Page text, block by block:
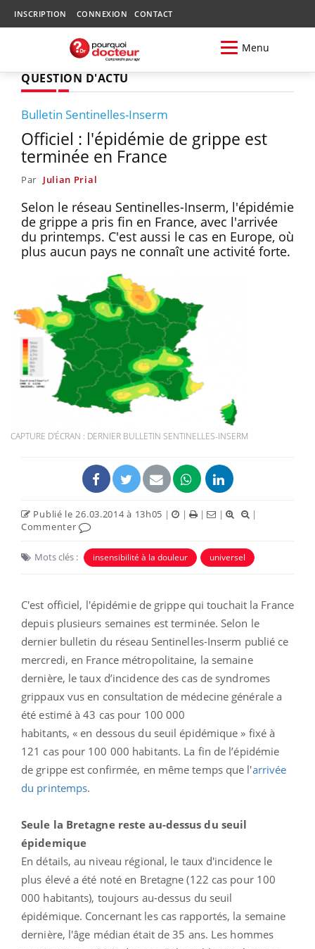
INSCRIPTION CONNEXION CONTACT
Menu
QUESTION D'ACTU
Bulletin Sentinelles-Inserm
Officiel : l'épidémie de grippe est
terminée en France
Par Julian Prial
Selon le réseau Sentinelles-Inserm, l'épidémie
de grippe a pris fin en France, avec l'arrivée
du printemps. C'est aussi le cas en Europe, où
plus aucun pays ne connaît une activité forte.
CAPTURE D'ÉCRAN : DERNIER BULLETIN SENTINELLES-INSERM
Publié le 26.03.2014 à 13h05 | | | |
|
Commenter
Mots clés : insensibilité à la douleur universel
C'est officiel, l'épidémie de grippe qui touchait la France
depuis plusieurs semaines est terminée. Selon le
dernier bulletin du réseau Sentinelles-Inserm publié ce
mercredi, en France métropolitaine, la semaine
dernière, le taux d’incidence des cas de syndromes
grippaux vus en consultation de médecine générale a
été estimé à 43 cas pour 100 000
habitants, « en dessous du seuil épidémique » fixé à
121 cas pour 100 000 habitants. La fin de l’épidémie
de grippe est confirmée, en même temps que l'arrivée
du printemps.
Seule la Bretagne reste au-dessus du seuil
épidemique
En détails, au niveau régional, le taux d'incidence le
plus élevé a été noté en Bretagne (122 cas pour 100
000 habitants), toujours au-dessus du seuil
épidémique. Concernant les cas rapportés, la semaine
dernière, l'âge médian était de 35 ans. Les hommes